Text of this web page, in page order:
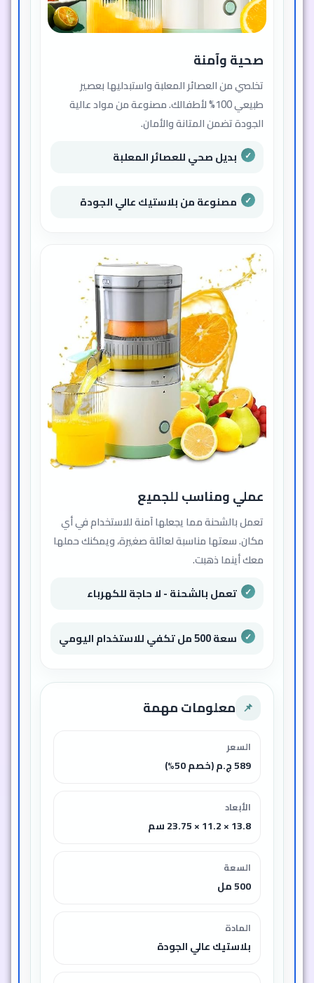
صحية وآمنة
تخلصي من العصائر المعلبة واستبدليها بعصير
طبيعي 100% لأطفالك. مصنوعة من مواد عالية
الجودة تضمن المتانة والأمان.
بديل صحي للعصائر المعلبة
مصنوعة من بلاستيك عالي الجودة
عملي ومناسب للجميع
تعمل بالشحنة مما يجعلها آمنة للاستخدام في أي
مكان. سعتها مناسبة لعائلة صغيرة، ويمكنك حملها
معك أينما ذهبت.
تعمل بالشحنة - لا حاجة للكهرباء
سعة 500 مل تكفي للاستخدام اليومي
📌 معلومات مهمة
السعر
589 ج.م (خصم 50%)
الأبعاد
13.8 × 11.2 × 23.75 سم
السعة
500 مل
المادة
بلاستيك عالي الجودة